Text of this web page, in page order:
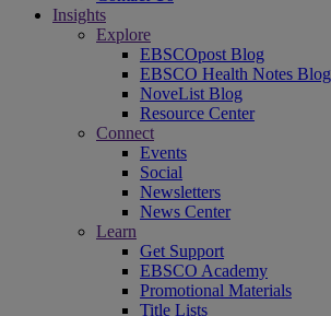
Insights
Explore
EBSCOpost Blog
EBSCO Health Notes Blog
NoveList Blog
Resource Center
Connect
Events
Social
Newsletters
News Center
Learn
Get Support
EBSCO Academy
Promotional Materials
Title Lists